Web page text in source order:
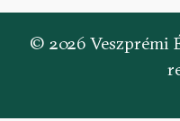
© 2026 Veszprémi